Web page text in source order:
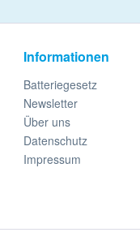
Informationen
Batteriegesetz
Newsletter
Über uns
Datenschutz
Impressum